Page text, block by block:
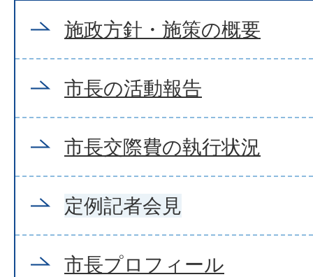
施政方針・施策の概要
市長の活動報告
市長交際費の執行状況
定例記者会見
市長プロフィール